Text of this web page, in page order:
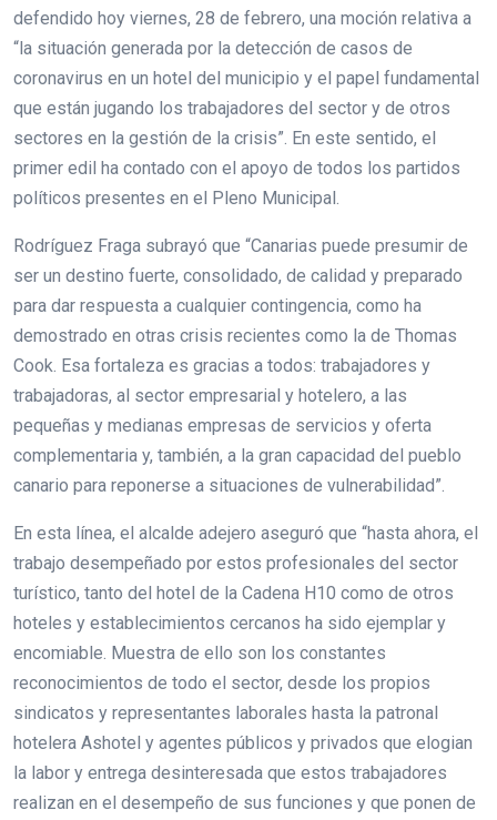
defendido hoy viernes, 28 de febrero, una moción relativa a
“la situación generada por la detección de casos de
coronavirus en un hotel del municipio y el papel fundamental
que están jugando los trabajadores del sector y de otros
sectores en la gestión de la crisis”. En este sentido, el
primer edil ha contado con el apoyo de todos los partidos
políticos presentes en el Pleno Municipal.
Rodríguez Fraga subrayó que “Canarias puede presumir de
ser un destino fuerte, consolidado, de calidad y preparado
para dar respuesta a cualquier contingencia, como ha
demostrado en otras crisis recientes como la de Thomas
Cook. Esa fortaleza es gracias a todos: trabajadores y
trabajadoras, al sector empresarial y hotelero, a las
pequeñas y medianas empresas de servicios y oferta
complementaria y, también, a la gran capacidad del pueblo
canario para reponerse a situaciones de vulnerabilidad”.
En esta línea, el alcalde adejero aseguró que “hasta ahora, el
trabajo desempeñado por estos profesionales del sector
turístico, tanto del hotel de la Cadena H10 como de otros
hoteles y establecimientos cercanos ha sido ejemplar y
encomiable. Muestra de ello son los constantes
reconocimientos de todo el sector, desde los propios
sindicatos y representantes laborales hasta la patronal
hotelera Ashotel y agentes públicos y privados que elogian
la labor y entrega desinteresada que estos trabajadores
realizan en el desempeño de sus funciones y que ponen de